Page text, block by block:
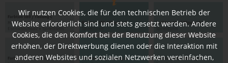
Wir nutzen Cookies, die für den technischen Betrieb der
Website erforderlich sind und stets gesetzt werden. Andere
Cookies, die den Komfort bei der Benutzung dieser Website
erhöhen, der Direktwerbung dienen oder die Interaktion mit
anderen Websites und sozialen Netzwerken vereinfachen,